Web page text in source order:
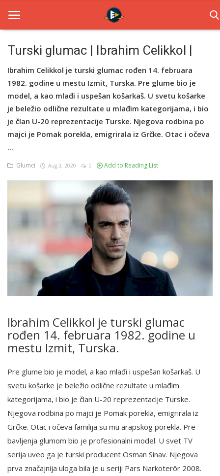
Home
Novosti
TV Serije
Filmovi
English
Turski glumac | Ibrahim Celikkol |
Ibrahim Celikkol je turski glumac rođen 14. februara
1982. godine u mestu Izmit, Turska. Pre glume bio je
model, a kao mlađi i uspešan košarkaš. U svetu košarke
je beležio odlične rezultate u mlađim kategorijama, i bio
je član U-20 reprezentacije Turske. Njegova rodbina po
majci je Pomak porekla, emigrirala iz Grčke. Otac i očeva
...
Glumci Aug 3, 2020 0 Add to Reading List
Ibrahim Celikkol je turski glumac
rođen 14. februara 1982. godine u
mestu Izmit, Turska.
Pre glume bio je model, a kao mlađi i uspešan košarkaš. U
svetu košarke je beležio odlične rezultate u mlađim
kategorijama, i bio je član U-20 reprezentacije Turske.
Njegova rodbina po majci je Pomak porekla, emigrirala iz
Grčke. Otac i očeva familija su mu arapskog porekla. Pre
bavljenja glumom bio je profesionalni model. U svet TV
serija uveo ga je turski producent Osman Sinav. Njegova
prva značajnija uloga bila je u seriji Pars Narkoterör 2008.